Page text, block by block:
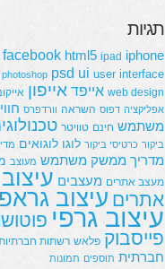
תגיות
facebook html5 ipad iphone
photoshop psd ui user interface
web design אייפד אייפון
אפליקציה דפוס השראה וורדפרס
משתמש חינם טוויטר
ביקור כרטיסי ביקור לוגו לוגואים
מדריך ממשק משתמש מעוצב
מעצב אתרים מעצבים עיצוב
אתרים עיצוב
עיצוב גרפי
פייסבוק פלאש רשתות
חברתית תוספים תמונות